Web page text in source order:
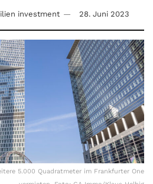
investment 28. Juni 2023
5.000 Quadratmeter im Frankfurter One